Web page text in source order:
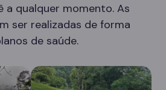
a qualquer momento. As
ser realizadas de forma
de saúde.